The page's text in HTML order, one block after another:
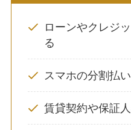
ローンやクレジ
る
スマホの分割払
賃貸契約や保証